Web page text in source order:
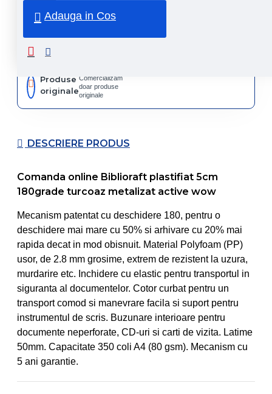
Adauga in Cos
Produse
originale
Comercializam
doar produse
originale
DESCRIERE PRODUS
Comanda online Biblioraft plastifiat 5cm
180grade turcoaz metalizat active wow
Mecanism patentat cu deschidere 180, pentru o
deschidere mai mare cu 50% si arhivare cu 20% mai
rapida decat in mod obisnuit. Material Polyfoam (PP)
usor, de 2.8 mm grosime, extrem de rezistent la uzura,
murdarire etc. Inchidere cu elastic pentru transportul in
siguranta al documentelor. Cotor curbat pentru un
transport comod si manevrare facila si suport pentru
instrumentul de scris. Buzunare interioare pentru
documente neperforate, CD-uri si carti de vizita. Latime
50mm. Capacitate 350 coli A4 (80 gsm). Mecanism cu
5 ani garantie.